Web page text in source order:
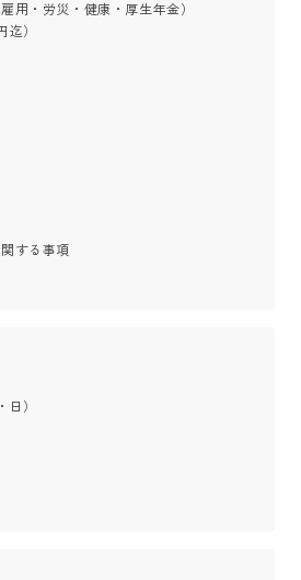
用・労災・健康・厚生年金）
）
する事項
）